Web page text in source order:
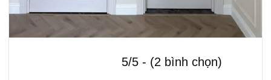
5/5 - (2 bình chọn)